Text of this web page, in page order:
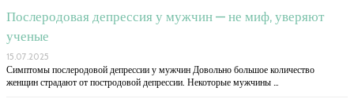
Послеродовая депрессия у мужчин — не миф, уверяют
ученые
15.07.2025
Симптомы послеродовой депрессии у мужчин Довольно большое количество
женщин страдают от постродовой депрессии. Некоторые мужчины …